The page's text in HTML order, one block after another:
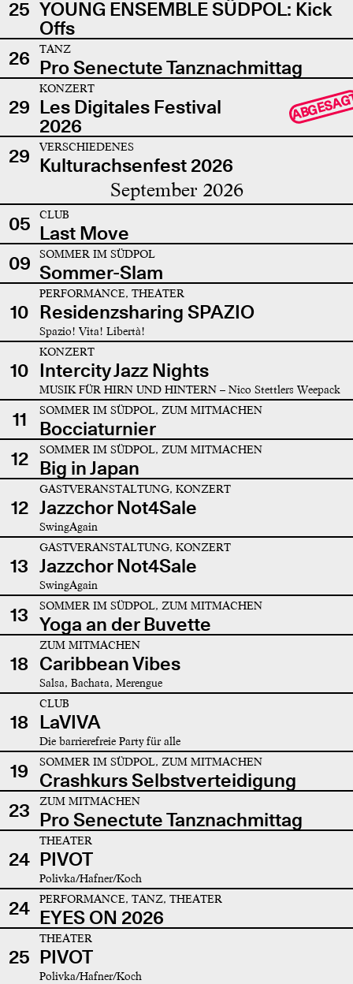
25 YOUNG ENSEMBLE SÜDPOL: Kick
Offs
26
TANZ
Pro Senectute Tanznachmittag
29
KONZERT
Les Digitales Festival
2026
29 VERSCHIEDENES
Kulturachsenfest 2026
September 2026
05 CLUB
Last Move
09
SOMMER IM SÜDPOL
Sommer-Slam
10
PERFORMANCE, THEATER
Residenzsharing SPAZIO
Spazio! Vita! Libertà!
10
KONZERT
Intercity Jazz Nights
MUSIK FÜR HIRN UND HINTERN – Nico Stettlers Weepack
11 SOMMER IM SÜDPOL, ZUM MITMACHEN
Bocciaturnier
12
SOMMER IM SÜDPOL, ZUM MITMACHEN
Big in Japan
12
GASTVERANSTALTUNG, KONZERT
Jazzchor Not4Sale
SwingAgain
13
GASTVERANSTALTUNG, KONZERT
Jazzchor Not4Sale
SwingAgain
13 SOMMER IM SÜDPOL, ZUM MITMACHEN
Yoga an der Buvette
18
ZUM MITMACHEN
Caribbean Vibes
Salsa, Bachata, Merengue
18
CLUB
LaVIVA
Die barrierefreie Party für alle
19 SOMMER IM SÜDPOL, ZUM MITMACHEN
Crashkurs Selbstverteidigung
23
ZUM MITMACHEN
Pro Senectute Tanznachmittag
24
THEATER
PIVOT
Polivka/Hafner/Koch
24 PERFORMANCE, TANZ, THEATER
EYES ON 2026
25
THEATER
PIVOT
Polivka/Hafner/Koch